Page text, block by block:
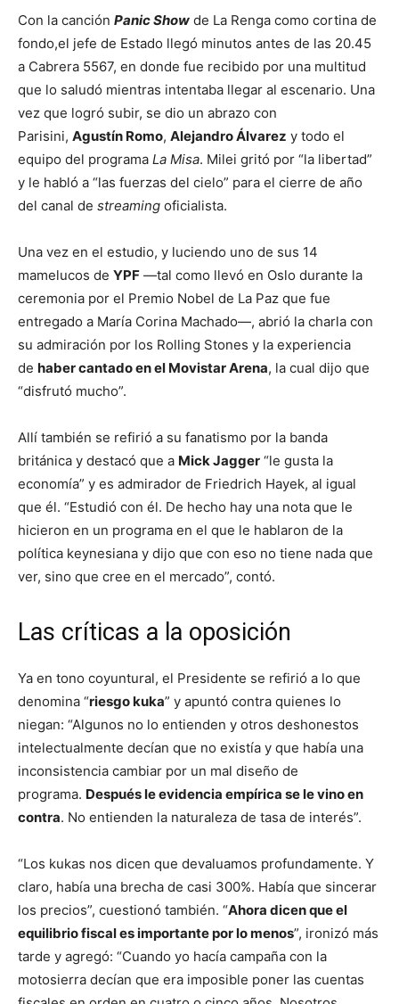
Con la canción Panic Show de La Renga como cortina de
fondo,el jefe de Estado llegó minutos antes de las 20.45
a Cabrera 5567, en donde fue recibido por una multitud
que lo saludó mientras intentaba llegar al escenario. Una
vez que logró subir, se dio un abrazo con
Parisini, Agustín Romo, Alejandro Álvarez y todo el
equipo del programa La Misa. Milei gritó por “la libertad”
y le habló a “las fuerzas del cielo” para el cierre de año
del canal de streaming oficialista.
Una vez en el estudio, y luciendo uno de sus 14
mamelucos de YPF —tal como llevó en Oslo durante la
ceremonia por el Premio Nobel de La Paz que fue
entregado a María Corina Machado—, abrió la charla con
su admiración por los Rolling Stones y la experiencia
de haber cantado en el Movistar Arena, la cual dijo que
“disfrutó mucho”.
Allí también se refirió a su fanatismo por la banda
británica y destacó que a Mick Jagger “le gusta la
economía” y es admirador de Friedrich Hayek, al igual
que él. “Estudió con él. De hecho hay una nota que le
hicieron en un programa en el que le hablaron de la
política keynesiana y dijo que con eso no tiene nada que
ver, sino que cree en el mercado”, contó.
Las críticas a la oposición
Ya en tono coyuntural, el Presidente se refirió a lo que
denomina “riesgo kuka” y apuntó contra quienes lo
niegan: “Algunos no lo entienden y otros deshonestos
intelectualmente decían que no existía y que había una
inconsistencia cambiar por un mal diseño de
programa. Después le evidencia empírica se le vino en
contra. No entienden la naturaleza de tasa de interés”.
“Los kukas nos dicen que devaluamos profundamente. Y
claro, había una brecha de casi 300%. Había que sincerar
los precios”, cuestionó también. “Ahora dicen que el
equilibrio fiscal es importante por lo menos”, ironizó más
tarde y agregó: “Cuando yo hacía campaña con la
motosierra decían que era imposible poner las cuentas